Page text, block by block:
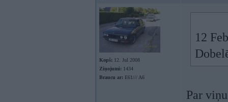
Kopš: 12. Jul 2008
Ziņojumi: 1434
Braucu ar: E61/// A6
12
Par